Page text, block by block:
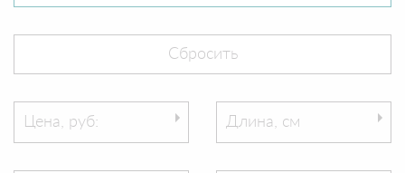
Цена, руб: Длина, см